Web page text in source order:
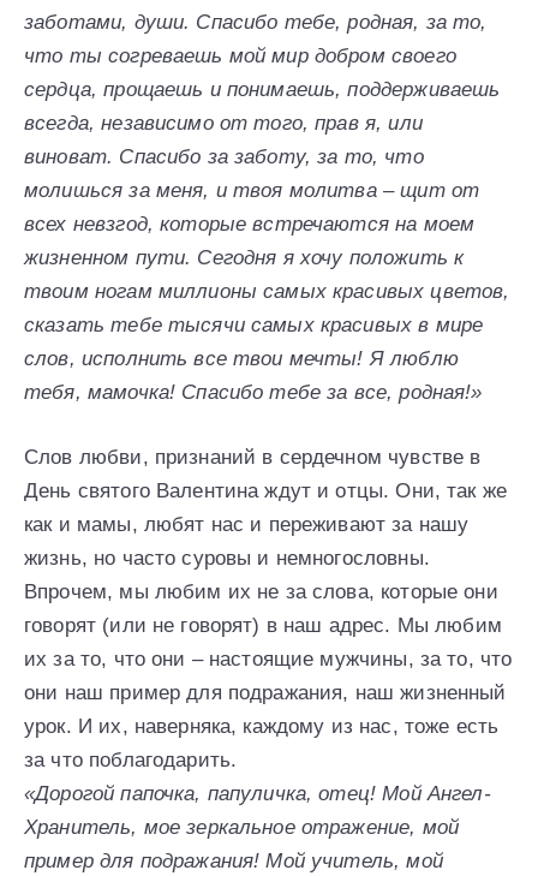
заботами, души. Спасибо тебе, родная, за то,
что ты согреваешь мой мир добром своего
сердца, прощаешь и понимаешь, поддерживаешь
всегда, независимо от того, прав я, или
виноват. Спасибо за заботу, за то, что
молишься за меня, и твоя молитва – щит от
всех невзгод, которые встречаются на моем
жизненном пути. Сегодня я хочу положить к
твоим ногам миллионы самых красивых цветов,
сказать тебе тысячи самых красивых в мире
слов, исполнить все твои мечты! Я люблю
тебя, мамочка! Спасибо тебе за все, родная!»
Слов любви, признаний в сердечном чувстве в
День святого Валентина ждут и отцы. Они, так же
как и мамы, любят нас и переживают за нашу
жизнь, но часто суровы и немногословны.
Впрочем, мы любим их не за слова, которые они
говорят (или не говорят) в наш адрес. Мы любим
их за то, что они – настоящие мужчины, за то, что
они наш пример для подражания, наш жизненный
урок. И их, наверняка, каждому из нас, тоже есть
за что поблагодарить.
«Дорогой папочка, папуличка, отец! Мой Ангел-
Хранитель, мое зеркальное отражение, мой
пример для подражания! Мой учитель, мой